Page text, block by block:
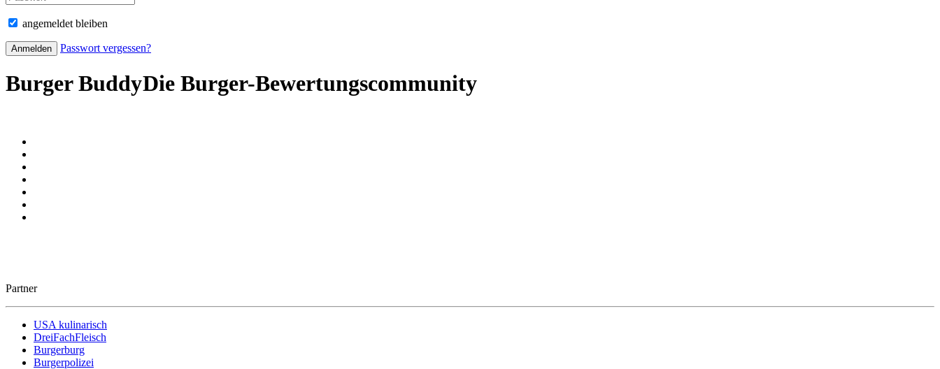
angemeldet bleiben
Passwort vergessen?
Burger BuddyDie Burger-Bewertungscommunity
Partner
USA kulinarisch
DreiFachFleisch
Burgerburg
Burgerpolizei